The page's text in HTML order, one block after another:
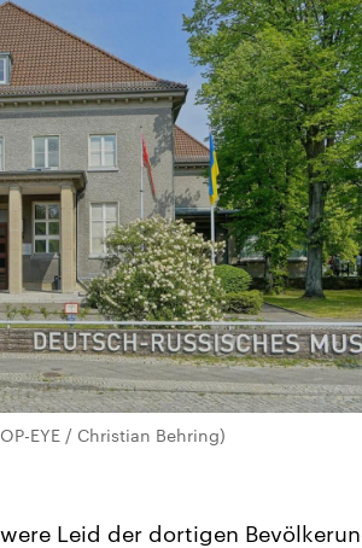
EYE / Christian Behring)
Leid der dortigen